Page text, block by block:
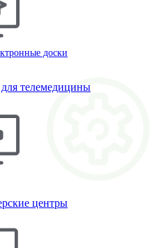
доски
телемедицины
центры